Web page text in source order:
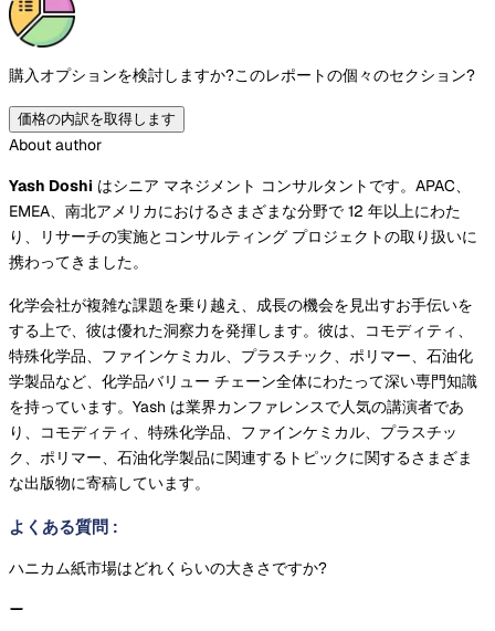
購入オプションを検討しますか?このレポートの個々のセクション?
価格の内訳を取得します
About author
Yash Doshi はシニア マネジメント コンサルタントです。APAC、
EMEA、南北アメリカにおけるさまざまな分野で 12 年以上にわた
り、リサーチの実施とコンサルティング プロジェクトの取り扱いに
携わってきました。
化学会社が複雑な課題を乗り越え、成長の機会を見出すお手伝いを
する上で、彼は優れた洞察力を発揮します。彼は、コモディティ、
特殊化学品、ファインケミカル、プラスチック、ポリマー、石油化
学製品など、化学品バリュー チェーン全体にわたって深い専門知識
を持っています。Yash は業界カンファレンスで人気の講演者であ
り、コモディティ、特殊化学品、ファインケミカル、プラスチッ
ク、ポリマー、石油化学製品に関連するトピックに関するさまざま
な出版物に寄稿しています。
よくある質問 :
ハニカム紙市場はどれくらいの大きさですか?